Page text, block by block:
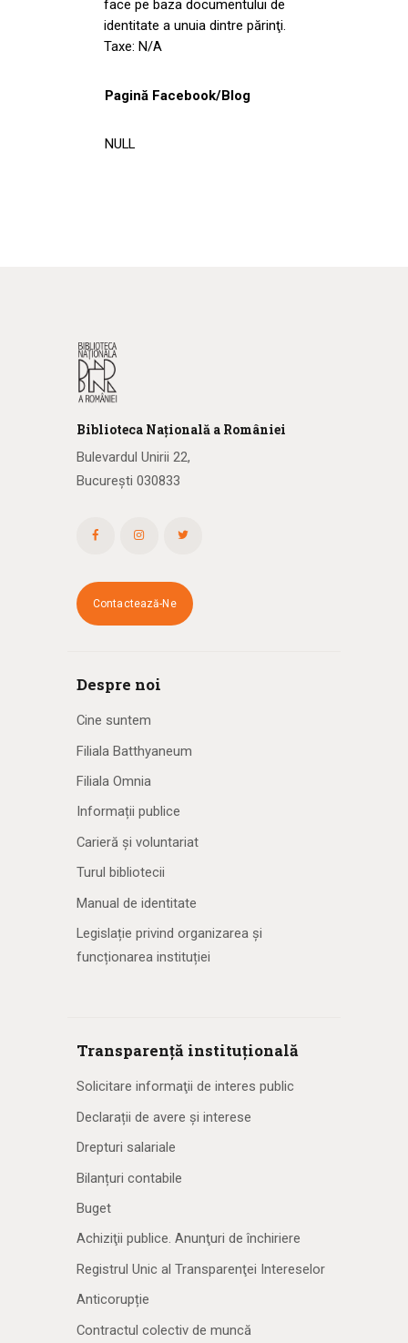
face pe baza documentului de
identitate a unuia dintre părinţi.
Taxe: N/A
Pagină Facebook/Blog
NULL
Biblioteca Națională a României
Bulevardul Unirii 22,
București 030833
Contactează-Ne
Despre noi
Cine suntem
Filiala Batthyaneum
Filiala Omnia
Informații publice
Carieră și voluntariat
Turul bibliotecii
Manual de identitate
Legislație privind organizarea și
funcționarea instituției
Transparență instituțională
Solicitare informaţii de interes public
Declarații de avere și interese
Drepturi salariale
Bilanțuri contabile
Buget
Achiziţii publice. Anunţuri de închiriere
Registrul Unic al Transparenţei Intereselor
Anticorupție
Contractul colectiv de muncă